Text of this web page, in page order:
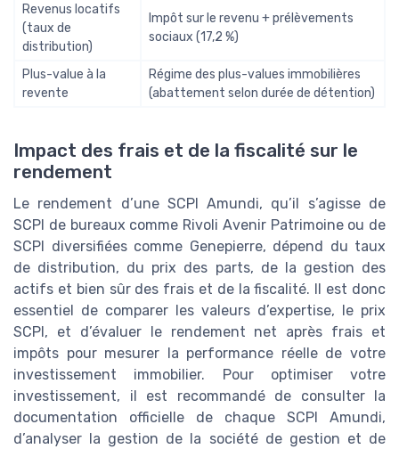
Revenus locatifs
(taux de
distribution)
Impôt sur le revenu + prélèvements
sociaux (17,2 %)
Plus-value à la
revente
Régime des plus-values immobilières
(abattement selon durée de détention)
Impact des frais et de la fiscalité sur le
rendement
Le rendement d’une SCPI Amundi, qu’il s’agisse de
SCPI de bureaux comme Rivoli Avenir Patrimoine ou de
SCPI diversifiées comme Genepierre, dépend du taux
de distribution, du prix des parts, de la gestion des
actifs et bien sûr des frais et de la fiscalité. Il est donc
essentiel de comparer les valeurs d’expertise, le prix
SCPI, et d’évaluer le rendement net après frais et
impôts pour mesurer la performance réelle de votre
investissement immobilier. Pour optimiser votre
investissement, il est recommandé de consulter la
documentation officielle de chaque SCPI Amundi,
d’analyser la gestion de la société de gestion et de